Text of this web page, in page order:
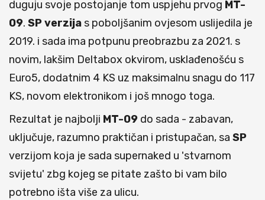
duguju svoje postojanje tom uspjehu prvog MT-
09. SPverzijas poboljšanim ovjesom uslijedila je
2019. i sada ima potpunu preobrazbu za 2021. s
novim, lakšim Deltabox okvirom, usklađenošću s
Euro5, dodatnim 4 KS uz maksimalnu snagu do 117
KS, novom elektronikom i još mnogo toga.
Rezultat je najbolji MT-09 do sada - zabavan,
uključuje, razumno praktičan i pristupačan, sa SP
verzijom koja je sada supernaked u 'stvarnom
svijetu' zbg kojeg se pitate zašto bi vam bilo
potrebno išta više za ulicu.